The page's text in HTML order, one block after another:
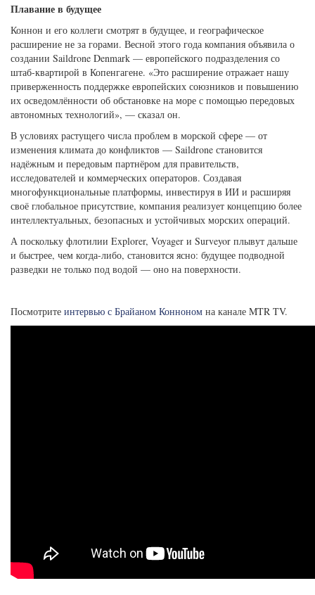
Плавание в будущее
Коннон и его коллеги смотрят в будущее, и географическое
расширение не за горами. Весной этого года компания объявила о
создании Saildrone Denmark — европейского подразделения со
штаб-квартирой в Копенгагене. «Это расширение отражает нашу
приверженность поддержке европейских союзников и повышению
их осведомлённости об обстановке на море с помощью передовых
автономных технологий», — сказал он.
В условиях растущего числа проблем в морской сфере — от
изменения климата до конфликтов — Saildrone становится
надёжным и передовым партнёром для правительств,
исследователей и коммерческих операторов. Создавая
многофункциональные платформы, инвестируя в ИИ и расширяя
своё глобальное присутствие, компания реализует концепцию более
интеллектуальных, безопасных и устойчивых морских операций.
А поскольку флотилии Explorer, Voyager и Surveyor плывут дальше
и быстрее, чем когда-либо, становится ясно: будущее подводной
разведки не только под водой — оно на поверхности.
Посмотрите интервью с Брайаном Конноном на канале MTR TV.